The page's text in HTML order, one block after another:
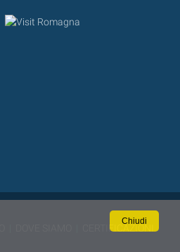
Chiudi
CERTIFICAZIONI